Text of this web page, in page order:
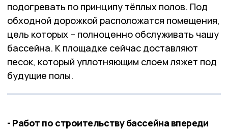
подогревать по принципу тёплых полов. Под
обходной дорожкой расположатся помещения,
цель которых – полноценно обслуживать чашу
бассейна. К площадке сейчас доставляют
песок, который уплотняющим слоем ляжет под
будущие полы.
- Работ по строительству бассейна впереди